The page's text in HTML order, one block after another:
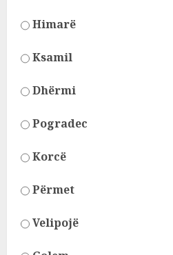
Himarë
Ksamil
Dhërmi
Pogradec
Korcë
Përmet
Velipojë